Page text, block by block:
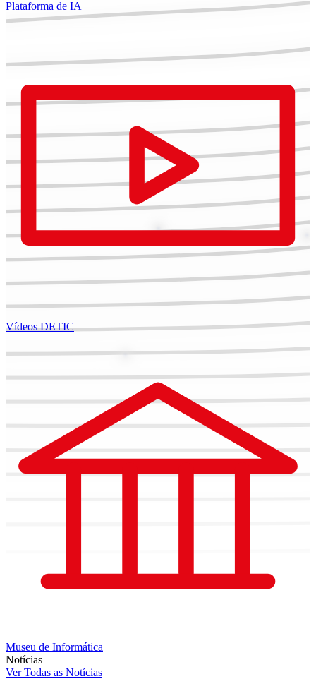
Plataforma de IA
Vídeos DETIC
Museu de Informática
Notícias
Ver Todas as Notícias